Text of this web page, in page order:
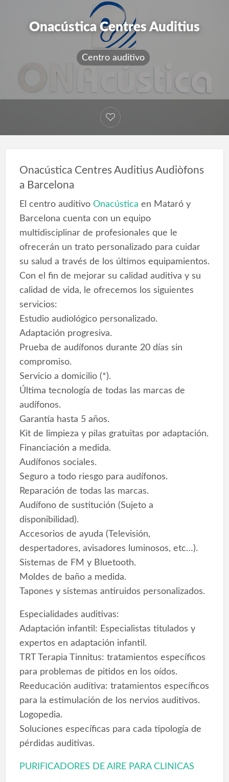
Onacústica Centres Auditius
Centro auditivo
Onacústica Centres Auditius Audiòfons
a Barcelona
El centro auditivo Onacústica en Mataró y
Barcelona cuenta con un equipo
multidisciplinar de profesionales que le
ofrecerán un trato personalizado para cuidar
su salud a través de los últimos equipamientos.
Con el fin de mejorar su calidad auditiva y su
calidad de vida, le ofrecemos los siguientes
servicios:
Estudio audiológico personalizado.
Adaptación progresiva.
Prueba de audífonos durante 20 días sin
compromiso.
Servicio a domicilio (*).
Última tecnología de todas las marcas de
audífonos.
Garantía hasta 5 años.
Kit de limpieza y pilas gratuitas por adaptación.
Financiación a medida.
Audífonos sociales.
Seguro a todo riesgo para audífonos.
Reparación de todas las marcas.
Audífono de sustitución (Sujeto a
disponibilidad).
Accesorios de ayuda (Televisión,
despertadores, avisadores luminosos, etc…).
Sistemas de FM y Bluetooth.
Moldes de baño a medida.
Tapones y sistemas antiruidos personalizados.
Especialidades auditivas:
Adaptación infantil: Especialistas titulados y
expertos en adaptación infantil.
TRT Terapia Tinnitus: tratamientos específicos
para problemas de pitidos en los oídos.
Reeducación auditiva: tratamientos específicos
para la estimulación de los nervios auditivos.
Logopedia.
Soluciones específicas para cada tipología de
pérdidas auditivas.
PURIFICADORES DE AIRE PARA CLINICAS